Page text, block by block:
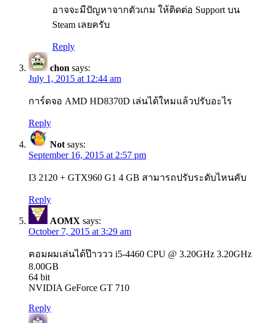
อาจจะมีปัญหาจากตัวเกม ให้ติดต่อ Support บน
Steam เลยครับ
Reply
chon says:
July 1, 2015 at 12:44 am
การ์ดจอ AMD HD8370D เล่นได้ใหมแล้วปรับอะไร
Reply
Not says:
September 16, 2015 at 2:57 pm
I3 2120 + GTX960 G1 4 GB สามารถปรับระดับไหนคับ
Reply
AOMX says:
October 7, 2015 at 3:29 am
คอมผมเล่นได้ป๊าววว i5-4460 CPU @ 3.20GHz 3.20GHz
8.00GB
64 bit
NVIDIA GeForce GT 710
Reply